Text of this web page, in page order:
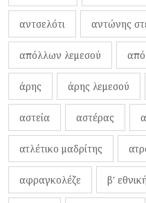
αντσελότι αντώνης
απόλλων λεμεσού
άρης άρης λεμεσού
αστεία αστέρας
ατλέτικο μαδρίτης
αφραγκολέζε β' εθνική